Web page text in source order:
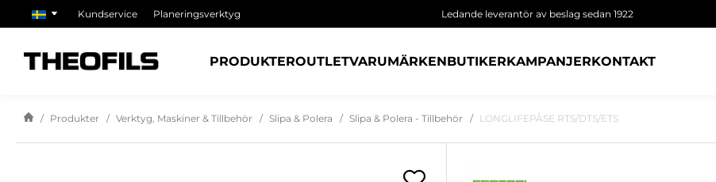
Kundservice Planeringsverktyg Ledande leverantör av beslag sedan 1922
PRODUKTEROUTLETVARUMÄRKENBUTIKERKAMPANJERKONTAKT
Produkter Verktyg, Maskiner & Tillbehör Slipa & Polera Slipa & Polera - Tillbehör LONGLIFEPÅSE RTS/DTS/ETS